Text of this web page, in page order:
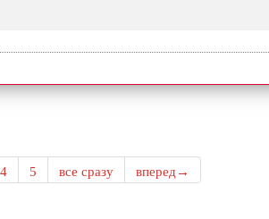
4 5 все сразу вперед→